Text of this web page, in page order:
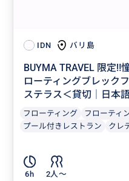
IDN バリ島
BUYMA TRAVEL 限定‼️
ローティングブレック
ステラス＜貸切｜日本
フローティング
フローティ
プール付きレストラン
クレ
6h 2人〜